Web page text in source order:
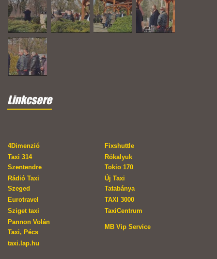
Linkcsere
4Dimenzió
Fixshuttle
Taxi 314
Szentendre
Rókalyuk
Tokio 170
Rádió Taxi
Szeged
Új Taxi
Tatabánya
Eurotravel
TAXI 3000
Sziget taxi
TaxiCentrum
Pannon Volán
Taxi, Pécs
MB Vip Service
taxi.lap.hu